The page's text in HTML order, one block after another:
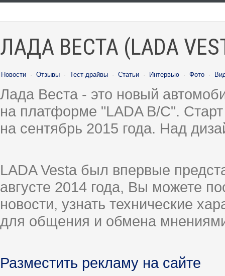
ЛАДА ВЕСТА (LADA
Новости · Отзывы · Тест-драйвы · Статьи · Интервью · Фото ·
Лада Веста - это новый
на платформе "LADA B/C".
на сентябрь 2015 года. Над
LADA Vesta был впервые
августе 2014 года, Вы можете
новости, узнать технические
для общения и обмена
Разместить рекламу на сайте